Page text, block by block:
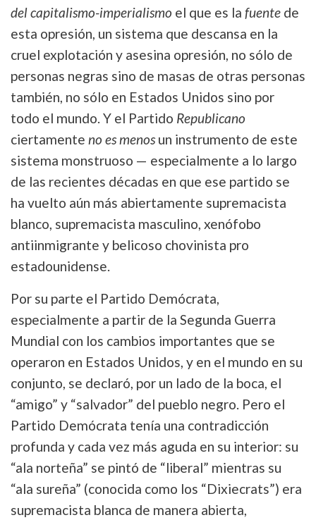
del capitalismo-imperialismo el que es la fuente de
esta opresión, un sistema que descansa en la
cruel explotación y asesina opresión, no sólo de
personas negras sino de masas de otras personas
también, no sólo en Estados Unidos sino por
todo el mundo. Y el Partido Republicano
ciertamente no es menosun instrumento de este
sistema monstruoso — especialmente a lo largo
de las recientes décadas en que ese partido se
ha vuelto aún más abiertamente supremacista
blanco, supremacista masculino, xenófobo
antiinmigrante y belicoso chovinista pro
estadounidense.
Por su parte el Partido Demócrata,
especialmente a partir de la Segunda Guerra
Mundial con los cambios importantes que se
operaron en Estados Unidos, y en el mundo en su
conjunto, se declaró, por un lado de la boca, el
“amigo” y “salvador” del pueblo negro. Pero el
Partido Demócrata tenía una contradicción
profunda y cada vez más aguda en su interior: su
“ala norteña” se pintó de “liberal” mientras su
“ala sureña” (conocida como los “Dixiecrats”) era
supremacista blanca de manera abierta,